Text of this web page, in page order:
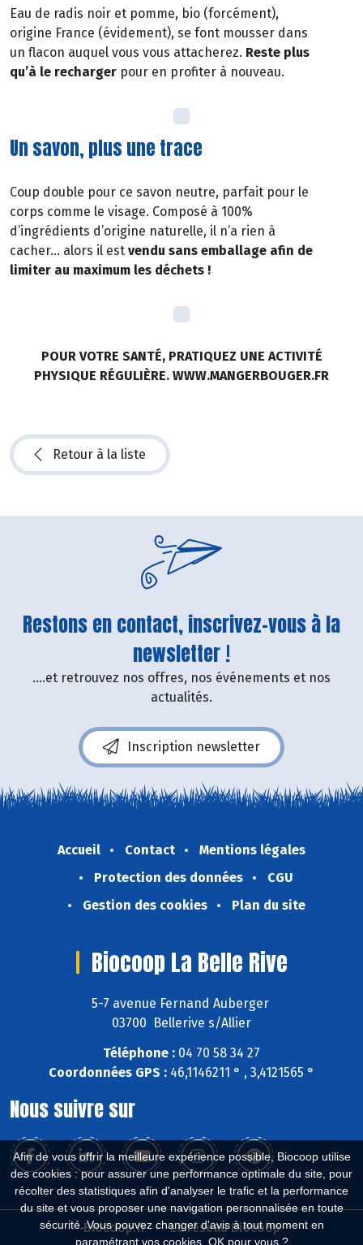
Afin de vous offrir la meilleure expérience possible, Biocoop utilise
des cookies : pour assurer une performance optimale du site, pour
récolter des statistiques afin d'analyser le trafic et la performance
du site et vous proposer une navigation personnalisée en toute
sécurité. Vous pouvez changer d'avis à tout moment en
paramétrant vos cookies. OK pour vous ?
Eau de radis noir et pomme, bio (forcément),
origine France (évidement), se font mousser dans
un flacon auquel vous vous attacherez. Reste plus
qu’à le recharger pour en profiter à nouveau.
Un savon, plus une trace
Coup double pour ce savon neutre, parfait pour le
corps comme le visage. Composé à 100%
d’ingrédients d’origine naturelle, il n’a rien à
cacher… alors il est vendu sans emballage afin de
limiter au maximum les déchets !
POUR VOTRE SANTÉ, PRATIQUEZ UNE ACTIVITÉ
PHYSIQUE RÉGULIÈRE. WWW.MANGERBOUGER.FR
Retour à la liste
Restons en contact, inscrivez-vous à la
newsletter !
....et retrouvez nos offres, nos événements et nos
actualités.
Inscription newsletter
Accueil Contact
Mentions légales
Protection des données
CGU
Gestion des cookies
Plan du site
Biocoop La Belle Rive
5-7 avenue Fernand Auberger
03700 Bellerive s/Allier
Téléphone : 04 70 58 34 27
Coordonnées GPS : 46,1146211 ° , 3,4121565 °
Nous suivre sur
Biocoop.fr
Le réseau Biocoop